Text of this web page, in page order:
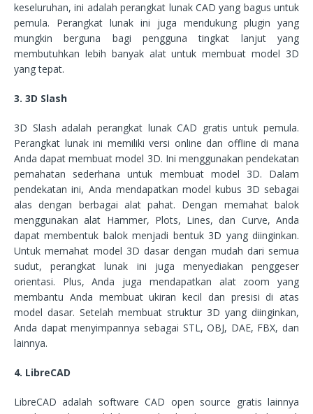
keseluruhan, ini adalah perangkat lunak CAD yang bagus untuk
pemula. Perangkat lunak ini juga mendukung plugin yang
mungkin berguna bagi pengguna tingkat lanjut yang
membutuhkan lebih banyak alat untuk membuat model 3D
yang tepat.
3. 3D Slash
3D Slash adalah perangkat lunak CAD gratis untuk pemula.
Perangkat lunak ini memiliki versi online dan offline di mana
Anda dapat membuat model 3D. Ini menggunakan pendekatan
pemahatan sederhana untuk membuat model 3D. Dalam
pendekatan ini, Anda mendapatkan model kubus 3D sebagai
alas dengan berbagai alat pahat. Dengan memahat balok
menggunakan alat Hammer, Plots, Lines, dan Curve, Anda
dapat membentuk balok menjadi bentuk 3D yang diinginkan.
Untuk memahat model 3D dasar dengan mudah dari semua
sudut, perangkat lunak ini juga menyediakan penggeser
orientasi. Plus, Anda juga mendapatkan alat zoom yang
membantu Anda membuat ukiran kecil dan presisi di atas
model dasar. Setelah membuat struktur 3D yang diinginkan,
Anda dapat menyimpannya sebagai STL, OBJ, DAE, FBX, dan
lainnya.
4. LibreCAD
LibreCAD adalah software CAD open source gratis lainnya